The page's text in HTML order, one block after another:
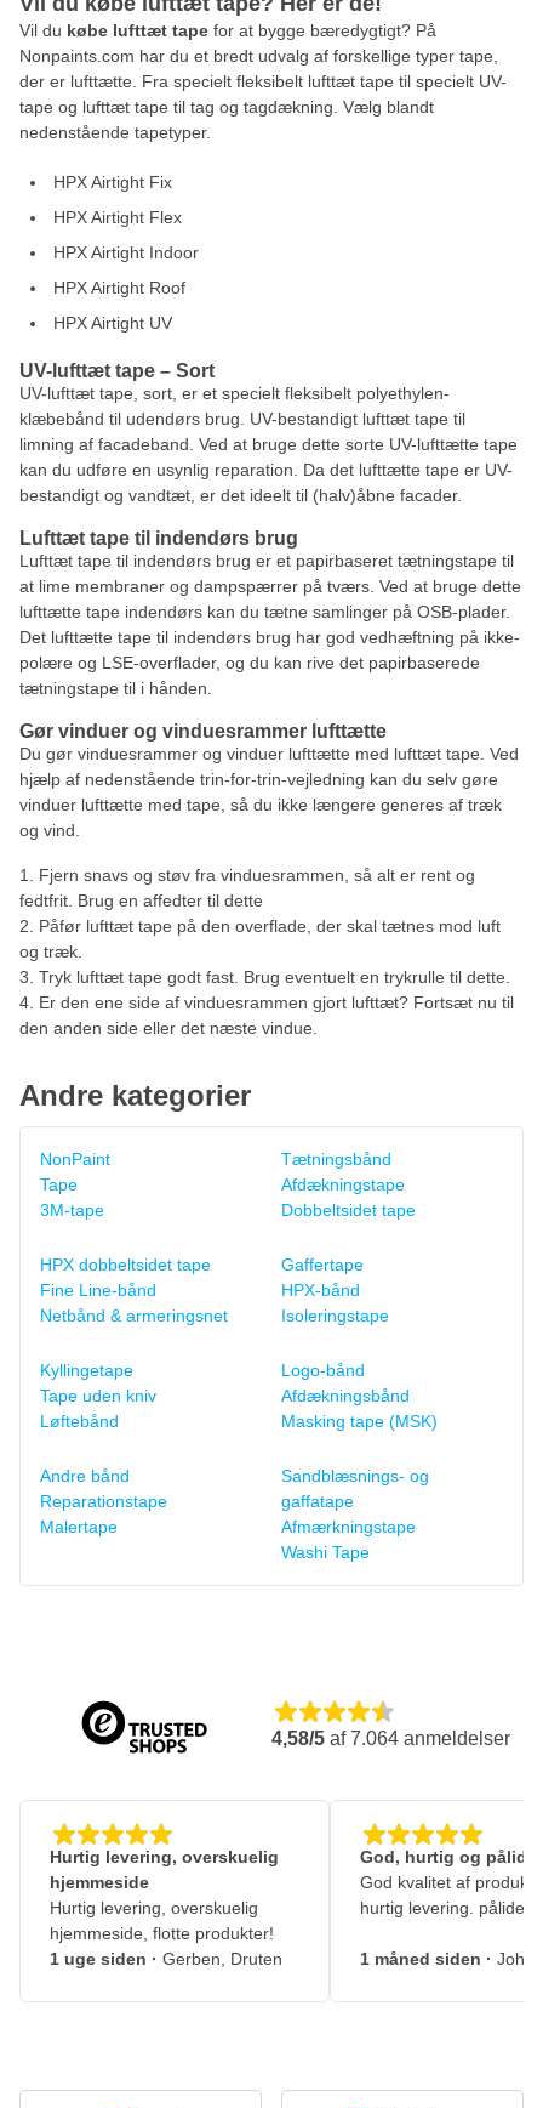
Vil du købe lufttæt tape for at bygge bæredygtigt? På
Nonpaints.com har du et bredt udvalg af forskellige typer tape,
der er lufttætte. Fra specielt fleksibelt lufttæt tape til specielt UV-
tape og lufttæt tape til tag og tagdækning. Vælg blandt
nedenstående tapetyper.
HPX Airtight Fix
HPX Airtight Flex
HPX Airtight Indoor
HPX Airtight Roof
HPX Airtight UV
UV-lufttæt tape – Sort
UV-lufttæt tape, sort, er et specielt fleksibelt polyethylen-
klæbebånd til udendørs brug. UV-bestandigt lufttæt tape til
limning af facadeband. Ved at bruge dette sorte UV-lufttætte tape
kan du udføre en usynlig reparation. Da det lufttætte tape er UV-
bestandigt og vandtæt, er det ideelt til (halv)åbne facader.
Lufttæt tape til indendørs brug
Lufttæt tape til indendørs brug er et papirbaseret tætningstape til
at lime membraner og dampspærrer på tværs. Ved at bruge dette
lufttætte tape indendørs kan du tætne samlinger på OSB-plader.
Det lufttætte tape til indendørs brug har god vedhæftning på ikke-
polære og LSE-overflader, og du kan rive det papirbaserede
tætningstape til i hånden.
Gør vinduer og vinduesrammer lufttætte
Du gør vinduesrammer og vinduer lufttætte med lufttæt tape. Ved
hjælp af nedenstående trin-for-trin-vejledning kan du selv gøre
vinduer lufttætte med tape, så du ikke længere generes af træk
og vind.
Fjern snavs og støv fra vinduesrammen, så alt er rent og
fedtfrit. Brug en affedter til dette
Påfør lufttæt tape på den overflade, der skal tætnes mod luft
og træk.
Tryk lufttæt tape godt fast. Brug eventuelt en trykrulle til dette.
Er den ene side af vinduesrammen gjort lufttæt? Fortsæt nu til
den anden side eller det næste vindue.
Andre kategorier
NonPaint
Tape
3M-tape
Tætningsbånd
Afdækningstape
Dobbeltsidet tape
HPX dobbeltsidet tape
Fine Line-bånd
Netbånd & armeringsnet
Gaffertape
HPX-bånd
Isoleringstape
Kyllingetape
Tape uden kniv
Løftebånd
Logo-bånd
Afdækningsbånd
Masking tape (MSK)
Andre bånd
Reparationstape
Malertape
Sandblæsnings- og
gaffatape
Afmærkningstape
Washi Tape
4,58/5 af7.064 anmeldelser
Hurtig levering, overskuelig
hjemmeside
Hurtig levering, overskuelig
hjemmeside, flotte produkter!
1 uge siden · Gerben, Druten
God, hurtig og
God kvalitet af
hurtig levering.
1 måned siden ·